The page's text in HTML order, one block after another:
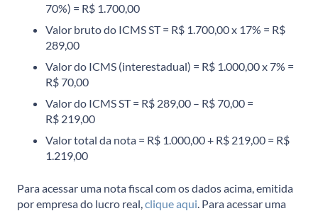
70%) = R$ 1.700,00
Valor bruto do ICMS ST = R$ 1.700,00 x 17% = R$
289,00
Valor do ICMS (interestadual) = R$ 1.000,00 x 7% =
R$ 70,00
Valor do ICMS ST = R$ 289,00 – R$ 70,00 =
R$ 219,00
Valor total da nota = R$ 1.000,00 + R$ 219,00 = R$
1.219,00
Para acessar uma nota fiscal com os dados acima, emitida
por empresa do lucro real, clique aqui . Para acessar uma